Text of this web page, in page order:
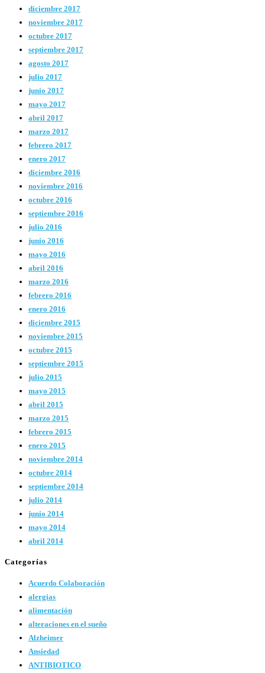
diciembre 2017
noviembre 2017
octubre 2017
septiembre 2017
agosto 2017
julio 2017
junio 2017
mayo 2017
abril 2017
marzo 2017
febrero 2017
enero 2017
diciembre 2016
noviembre 2016
octubre 2016
septiembre 2016
julio 2016
junio 2016
mayo 2016
abril 2016
marzo 2016
febrero 2016
enero 2016
diciembre 2015
noviembre 2015
octubre 2015
septiembre 2015
julio 2015
mayo 2015
abril 2015
marzo 2015
febrero 2015
enero 2015
noviembre 2014
octubre 2014
septiembre 2014
julio 2014
junio 2014
mayo 2014
abril 2014
Categorías
Acuerdo Colaboración
alergias
alimentación
alteraciones en el sueño
Alzheimer
Ansiedad
ANTIBIOTICO